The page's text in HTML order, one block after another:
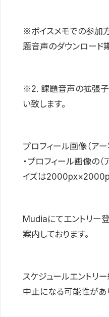
※ボイスメモでの参加
題音声のダウンロード
※2. 課題音声の拡張子
い致します。
プロフィール画像（ア
・プロフィール画像の
イズは
Mudiaにてエントリー
案内しております。
スケジュールエント
中止になる可能性があ